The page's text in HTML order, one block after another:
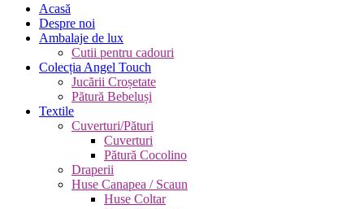
Acasă
Despre noi
Ambalaje de lux
Cutii pentru cadouri
Colecția Angel Touch
Jucării Croșetate
Pătură Bebeluși
Textile
Cuverturi/Pături
Cuverturi
Pătură Cocolino
Draperii
Huse Canapea / Scaun
Huse Coltar